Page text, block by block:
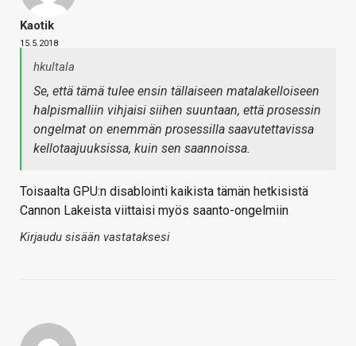
Kaotik
15.5.2018
hkultala
Se, että tämä tulee ensin tällaiseen matalakelloiseen
halpismalliin vihjaisi siihen suuntaan, että prosessin
ongelmat on enemmän prosessilla saavutettavissa
kellotaajuuksissa, kuin sen saannoissa.
Toisaalta GPU:n disablointi kaikista tämän hetkisistä
Cannon Lakeista viittaisi myös saanto-ongelmiin
Kirjaudu sisään vastataksesi